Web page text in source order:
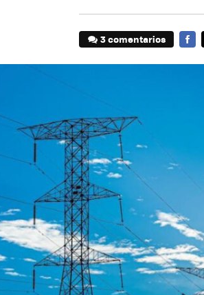
3 comentarios